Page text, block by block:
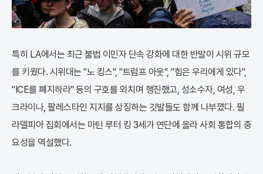
특히 LA에서는 최근 불법 이민자 단속 강화에 대한 반발이 시위 규모
를 키웠다. 시위대는 "노 킹스", "트럼프 아웃", "힘은 우리에게 있다",
"ICE를 폐지하라" 등의 구호를 외치며 행진했고, 성소수자, 여성, 우
크라이나, 팔레스타인 지지를 상징하는 깃발들도 함께 나부꼈다. 필
라델피아 집회에서는 마틴 루터 킹 3세가 연단에 올라 사회 통합의 중
요성을 역설했다.